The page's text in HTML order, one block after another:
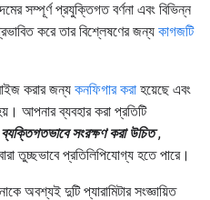
সম্পূর্ণ প্রযুক্তিগত বর্ণনা এবং বিভিন্ন
করে তার বিশ্লেষণের জন্য কাগজটি
করার জন্য কনফিগার করা হয়েছে এবং
আপনার ব্যবহার করা প্রতিটি
ব্যক্তিগতভাবে সংরক্ষণ করা উচিত,
তুচ্ছভাবে প্রতিলিপিযোগ্য হতে পারে।
অবশ্যই দুটি প্যারামিটার সংজ্ঞায়িত